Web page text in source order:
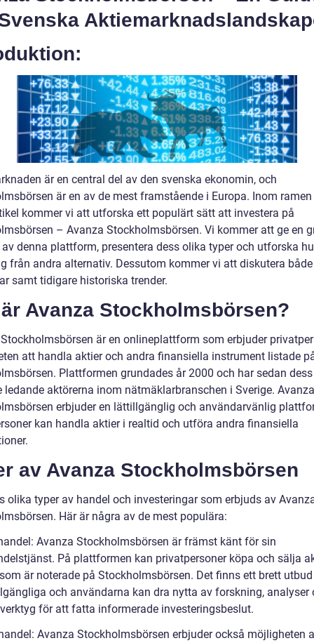
är en central del av den svenska ekonomin, och
är en av de mest framstående i Europa. Inom
kommer vi att utforska ett populärt sätt att investera på
– Avanza Stockholmsbörsen. Vi kommer att ge en
denna plattform, presentera dess olika typer och utforska
från andra alternativ. Dessutom kommer vi att diskutera
samt tidigare historiska trender.
Avanza Stockholmsbörsen?
är en onlineplattform som erbjuder
att handla aktier och andra finansiella instrument listade
Plattformen grundades år 2000 och har sedan
ledande aktörerna inom nätmäklarbranschen i Sverige. Avanza
erbjuder en lättillgänglig och användarvänlig
kan handla aktier i realtid och utföra andra finansiella
av Avanza Stockholmsbörsen
olika typer av handel och investeringar som erbjuds av
Här är några av de mest populära:
Avanza Stockholmsbörsen är främst känt för sin
På plattformen kan privatpersoner köpa och sälja
är noterade på Stockholmsbörsen. Det finns ett brett
och användarna kan dra nytta av forskning, analyser
för att fatta informerade investeringsbeslut.
Avanza Stockholmsbörsen erbjuder också möjligheten